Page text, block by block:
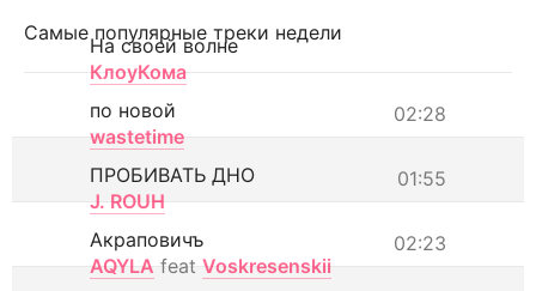
Самые популярные треки недели
На своей волне
КлоуКома
02:28
по новой
wastetime
01:55
ПРОБИВАТЬ ДНО
J. ROUH
02:23
Акраповичъ
AQYLA feat Voskresenskii